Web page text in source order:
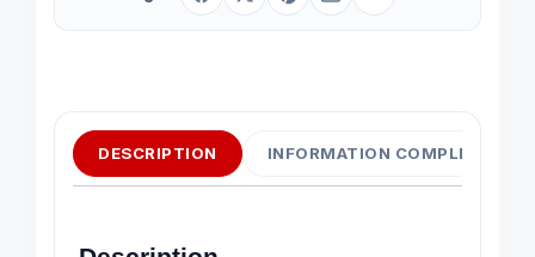
DESCRIPTION INFORMATION